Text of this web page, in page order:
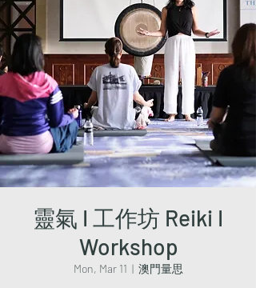
靈氣 I 工作坊 Reiki I
Workshop
Mon, Mar 11
  |
澳門量思